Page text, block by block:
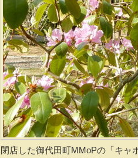
閉店した御代田町MMoPの「キャ